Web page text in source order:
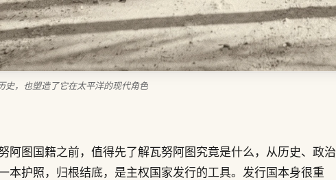
史，也塑造了它在太平洋的现代角色
阿图国籍之前，值得先了解瓦努阿图究竟是什么，从历史、政治
本护照，归根结底，是主权国家发行的工具。发行国本身很重